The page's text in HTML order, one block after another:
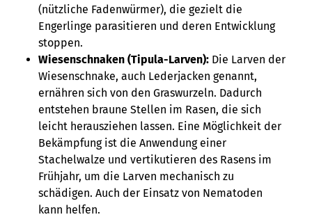
(nützliche Fadenwürmer), die gezielt die
Engerlinge parasitieren und deren Entwicklung
stoppen.
Wiesenschnaken (Tipula-Larven): Die Larven der
Wiesenschnake, auch Lederjacken genannt,
ernähren sich von den Graswurzeln. Dadurch
entstehen braune Stellen im Rasen, die sich
leicht herausziehen lassen. Eine Möglichkeit der
Bekämpfung ist die Anwendung einer
Stachelwalze und vertikutieren des Rasens im
Frühjahr, um die Larven mechanisch zu
schädigen. Auch der Einsatz von Nematoden
kann helfen.